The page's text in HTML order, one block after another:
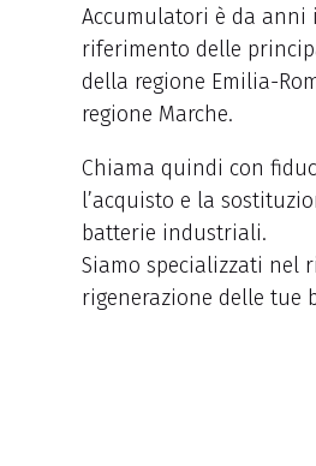
Accumulatori è da anni
riferimento delle
della regione Emilia-
regione Marche.
Chiama quindi con
l’acquisto e la
batterie industriali.
Siamo specializzati nel
rigenerazione delle tue